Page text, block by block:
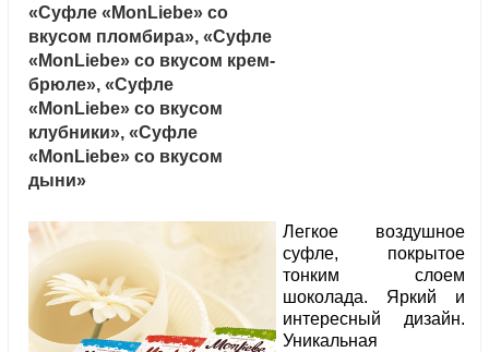
«Суфле «MonLiebe» со
вкусом пломбира», «Суфле
«MonLiebe» со вкусом крем-
брюле», «Суфле
«MonLiebe» со вкусом
клубники», «Суфле
«MonLiebe» со вкусом
дыни»
Легкое воздушное
суфле, покрытое
тонким слоем
шоколада. Яркий и
интересный дизайн.
Уникальная